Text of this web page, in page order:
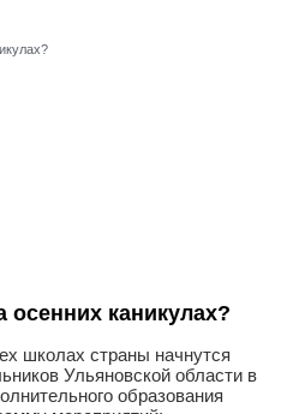
осенних каникулах?
школах страны начнутся
Ульяновской области в
образования